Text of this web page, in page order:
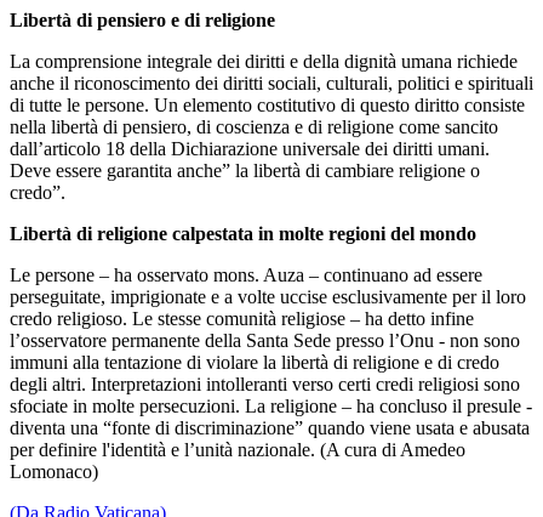
Libertà di pensiero e di religione
La comprensione integrale dei diritti e della dignità umana richiede
anche il riconoscimento dei diritti sociali, culturali, politici e spirituali
di tutte le persone. Un elemento costitutivo di questo diritto consiste
nella libertà di pensiero, di coscienza e di religione come sancito
dall’articolo 18 della Dichiarazione universale dei diritti umani.
Deve essere garantita anche” la libertà di cambiare religione o
credo”.
Libertà di religione calpestata in molte regioni del mondo
Le persone – ha osservato mons. Auza – continuano ad essere
perseguitate, imprigionate e a volte uccise esclusivamente per il loro
credo religioso. Le stesse comunità religiose – ha detto infine
l’osservatore permanente della Santa Sede presso l’Onu - non sono
immuni alla tentazione di violare la libertà di religione e di credo
degli altri. Interpretazioni intolleranti verso certi credi religiosi sono
sfociate in molte persecuzioni. La religione – ha concluso il presule -
diventa una “fonte di discriminazione” quando viene usata e abusata
per definire l'identità e l’unità nazionale. (A cura di Amedeo
Lomonaco)
(Da Radio Vaticana)